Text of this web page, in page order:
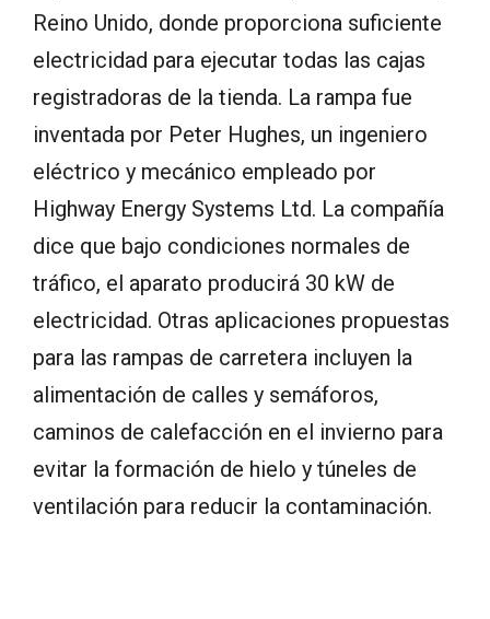
Reino Unido, donde proporciona suficiente
electricidad para ejecutar todas las cajas
registradoras de la tienda. La rampa fue
inventada por Peter Hughes, un ingeniero
eléctrico y mecánico empleado por
Highway Energy Systems Ltd. La compañía
dice que bajo condiciones normales de
tráfico, el aparato producirá 30 kW de
electricidad. Otras aplicaciones propuestas
para las rampas de carretera incluyen la
alimentación de calles y semáforos,
caminos de calefacción en el invierno para
evitar la formación de hielo y túneles de
ventilación para reducir la contaminación.